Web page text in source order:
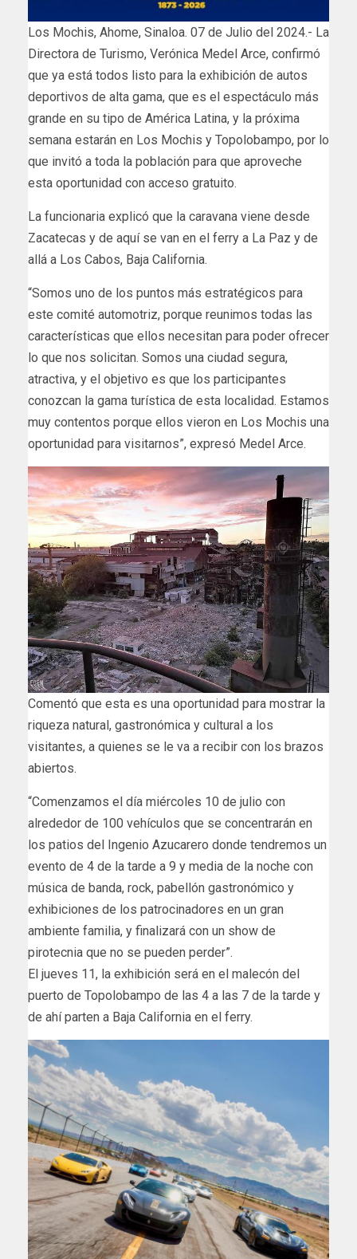
Los Mochis, Ahome, Sinaloa. 07 de Julio del 2024.- La
Directora de Turismo, Verónica Medel Arce, confirmó
que ya está todos listo para la exhibición de autos
deportivos de alta gama, que es el espectáculo más
grande en su tipo de América Latina, y la próxima
semana estarán en Los Mochis y Topolobampo, por lo
que invitó a toda la población para que aproveche
esta oportunidad con acceso gratuito.
La funcionaria explicó que la caravana viene desde
Zacatecas y de aquí se van en el ferry a La Paz y de
allá a Los Cabos, Baja California.
“Somos uno de los puntos más estratégicos para
este comité automotriz, porque reunimos todas las
características que ellos necesitan para poder ofrecer
lo que nos solicitan. Somos una ciudad segura,
atractiva, y el objetivo es que los participantes
conozcan la gama turística de esta localidad. Estamos
muy contentos porque ellos vieron en Los Mochis una
oportunidad para visitarnos”, expresó Medel Arce.
Comentó que esta es una oportunidad para mostrar la
riqueza natural, gastronómica y cultural a los
visitantes, a quienes se le va a recibir con los brazos
abiertos.
“Comenzamos el día miércoles 10 de julio con
alrededor de 100 vehículos que se concentrarán en
los patios del Ingenio Azucarero donde tendremos un
evento de 4 de la tarde a 9 y media de la noche con
música de banda, rock, pabellón gastronómico y
exhibiciones de los patrocinadores en un gran
ambiente familia, y finalizará con un show de
pirotecnia que no se pueden perder”.
El jueves 11, la exhibición será en el malecón del
puerto de Topolobampo de las 4 a las 7 de la tarde y
de ahí parten a Baja California en el ferry.